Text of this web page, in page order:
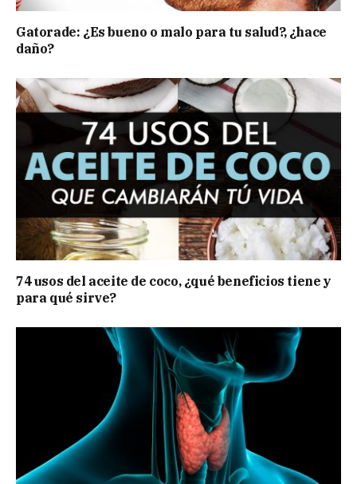
Gatorade: ¿Es bueno o malo para tu salud?, ¿hace
daño?
74 usos del aceite de coco, ¿qué beneficios tiene y
para qué sirve?